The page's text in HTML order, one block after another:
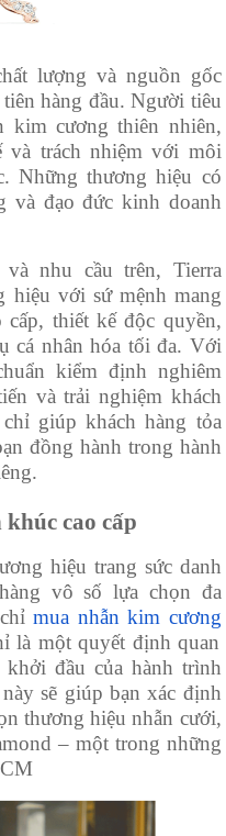
lượng và nguồn gốc
hàng đầu. Người tiêu
kim cương thiên nhiên,
và trách nhiệm với môi
Những thương hiệu có
và đạo đức kinh doanh
nhu cầu trên, Tierra
hiệu với sứ mệnh mang
cấp, thiết kế độc quyền,
cá nhân hóa tối đa. Với
kiểm định nghiêm
và trải nghiệm khách
giúp khách hàng tỏa
đồng hành trong hành
cao cấp
hiệu trang sức danh
vô số lựa chọn đa
chỉmua nhẫn kim cương
là một quyết định quan
đầu của hành trình
sẽ giúp bạn xác định
thương hiệu nhẫn cưới,
– một trong những